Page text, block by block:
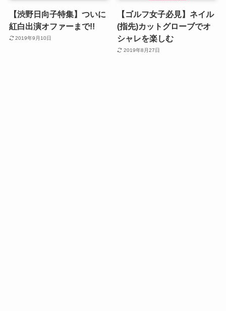
【渋野日向子特集】ついに
紅白出演オファーまで!!
2019年9月10日
【ゴルフ女子必見】ネイル
(指先)カットグローブでオ
シャレを楽しむ
2019年8月27日